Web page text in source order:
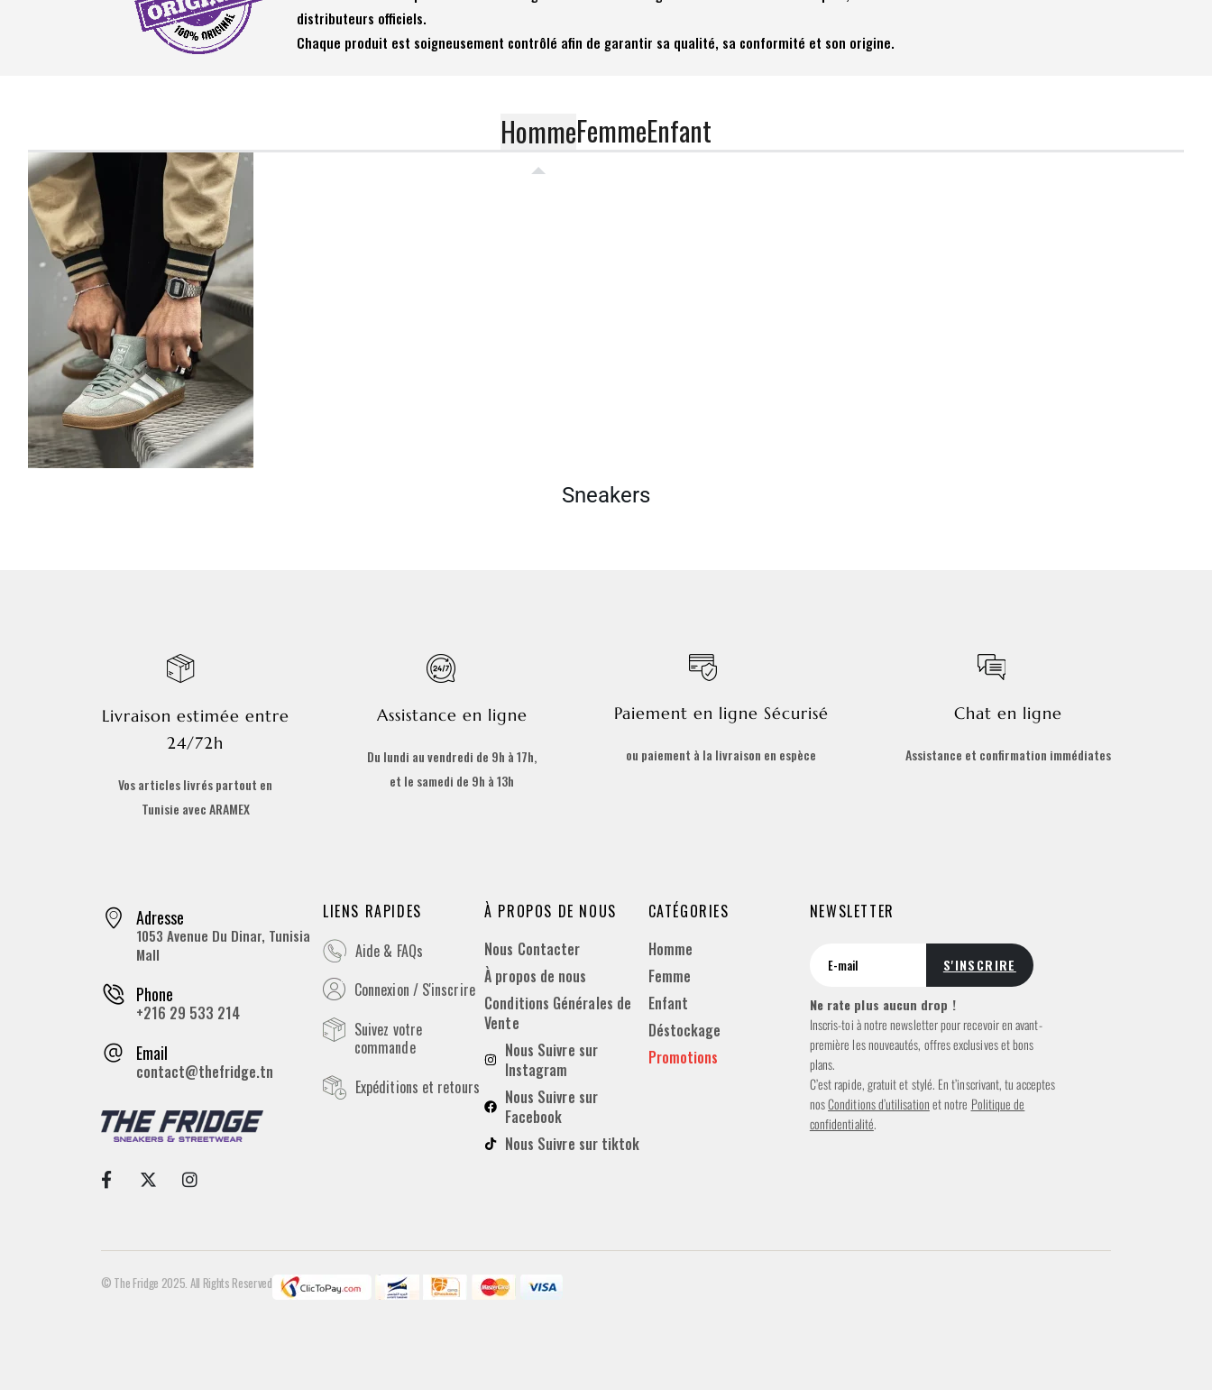
distributeurs officiels.
Chaque produit est soigneusement contrôlé afin de garantir sa qualité, sa conformité et son origine.
HommeFemmeEnfant
Sneakers
Livraison estimée entre
24/72h
Vos articles livrés partout en
Tunisie avec ARAMEX
Assistance en ligne
Du lundi au vendredi de 9h à 17h,
et le samedi de 9h à 13h
Paiement en ligne Sécurisé
ou paiement à la livraison en espèce
Chat en ligne
Assistance et confirmation immédiates
Adresse
1053 Avenue Du Dinar, Tunisia
Mall
Phone
+216 29 533 214
Email
contact@thefridge.tn
LIENS RAPIDES
Aide & FAQs
Connexion / S'inscrire
Suivez votre
commande
Expéditions et retours
À PROPOS DE NOUS
Nous Contacter
À propos de nous
Conditions Générales de
Vente
Nous Suivre sur
Instagram
Nous Suivre sur
Facebook
Nous Suivre sur tiktok
CATÉGORIES
Homme
Femme
Enfant
Déstockage
Promotions
NEWSLETTER
Ne rate plus aucun drop !
Inscris-toi à notre newsletter pour recevoir en avant-
première les nouveautés, offres exclusives et bons
plans.
C’est rapide, gratuit et stylé. En t’inscrivant, tu acceptes
nosConditions d’utilisationet notre Politique de
confidentialité.
© The Fridge 2025. All Rights Reserved